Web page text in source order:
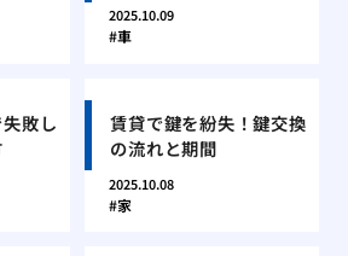
2025.10.09
車
敗し
賃貸で鍵を紛失！鍵交換
の流れと期間
2025.10.08
家